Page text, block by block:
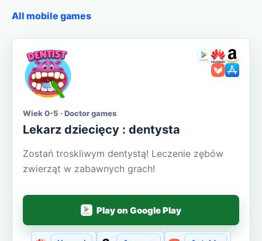
All mobile games
Wiek 0-5 · Doctor games
Lekarz dziecięcy : dentysta
Zostań troskliwym dentystą! Leczenie zębów
zwierząt w zabawnych grach!
Play on Google Play